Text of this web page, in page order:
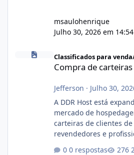
msaulohenrique
Julho 30, 2026 em 14:54
Compra de carteiras de clientes
Classificados para
Compra de
Jefferson · Julho 30,
A DDR Host está
mercado de
carteiras de clientes de
revendedores e
0 respostas